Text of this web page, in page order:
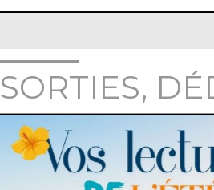
SORTIES,